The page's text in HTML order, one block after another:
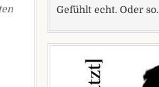
Gefühlt echt. Oder so.